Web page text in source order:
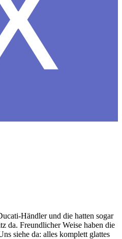
Händler und die hatten sogar
da. Freundlicher Weise haben die
siehe da: alles komplett glattes